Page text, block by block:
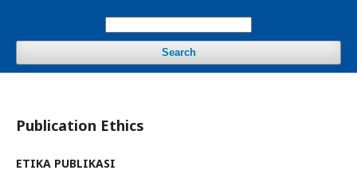
Search
Publication Ethics
ETIKA PUBLIKASI